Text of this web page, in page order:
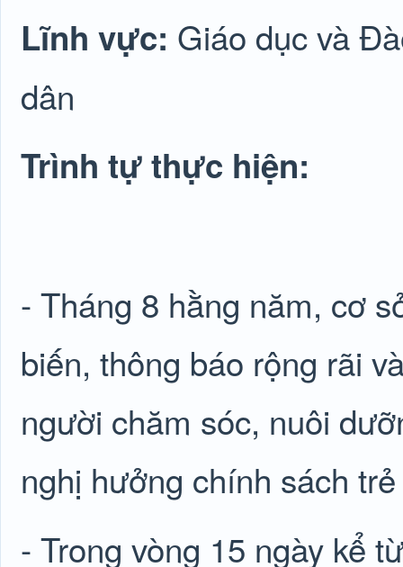
Lĩnh vực: Giáo dục và
dân
Trình tự thực hiện:
- Tháng 8 hằng năm, cơ
biến, thông báo rộng rãi
người chăm sóc, nuôi
nghị hưởng chính sách
- Trong vòng 15 ngày kể